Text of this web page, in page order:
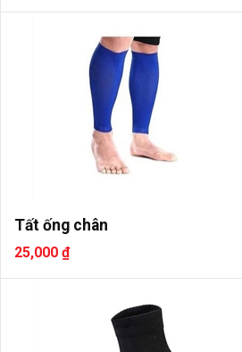
Tất ống chân
25,000 ₫